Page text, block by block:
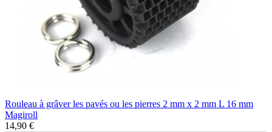
Rouleau à grâver les pavés ou les pierres 2 mm x 2 mm L 16 mm
Magiroll
14,90 €